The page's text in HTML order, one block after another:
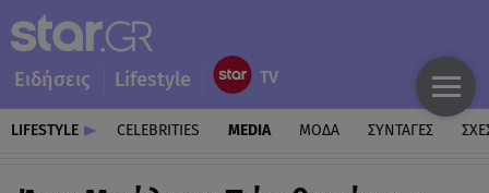
Ειδήσεις Lifestyle
LIFESTYLE CELEBRITIES MEDIA ΜΟΔΑ ΣΥΝΤΑΓΕΣ